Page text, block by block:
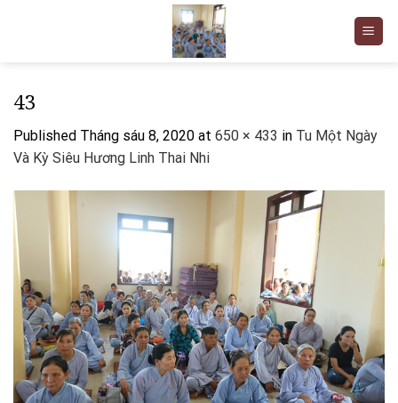
43
Published Tháng sáu 8, 2020 at 650 × 433 in Tu Một Ngày
Và Kỳ Siêu Hương Linh Thai Nhi